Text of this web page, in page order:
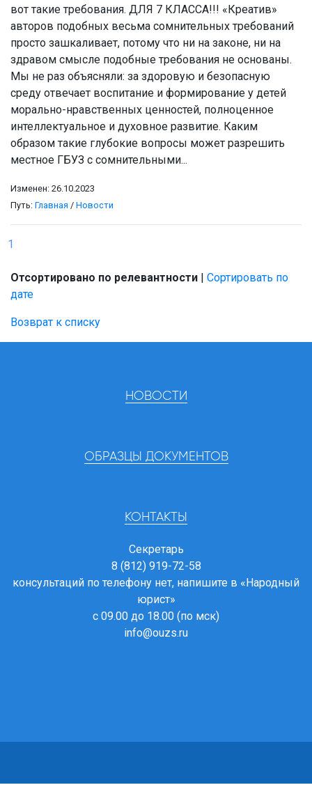
вот такие требования. ДЛЯ 7 КЛАССА!!! «Креатив»
авторов подобных весьма сомнительных требований
просто зашкаливает, потому что ни на законе, ни на
здравом смысле подобные требования не основаны.
Мы не раз объясняли: за здоровую и безопасную
среду отвечает воспитание и формирование у детей
морально-нравственных ценностей, полноценное
интеллектуальное и духовное развитие. Каким
образом такие глубокие вопросы может разрешить
местное ГБУЗ с сомнительными...
Изменен: 26.10.2023
Путь: Главная / Новости
1
Отсортировано по релевантности | Сортировать по
дате
Возврат к списку
НОВОСТИ
ОБРАЗЦЫ ДОКУМЕНТОВ
КОНТАКТЫ
Секретарь
8 (812) 919-72-58
консультаций по телефону нет, напишите в «Народный
юрист»
с 09.00 до 18.00 (по мск)
info@ouzs.ru